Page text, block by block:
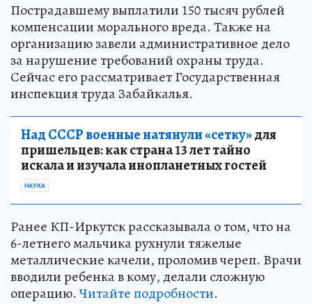
Пострадавшему выплатили 150 тысяч рублей
компенсации морального вреда. Также на
организацию завели административное дело
за нарушение требований охраны труда.
Сейчас его рассматривает Государственная
инспекция труда Забайкалья.
Над СССР военные натянули «сетку»для
пришельцев: как страна 13 лет тайно
искала и изучала инопланетных гостей
НАУКА
Ранее КП-Иркутск рассказывала о том, что на
6-летнего мальчика рухнули тяжелые
металлические качели, проломив череп. Врачи
вводили ребенка в кому, делали сложную
операцию.Читайте подробности.